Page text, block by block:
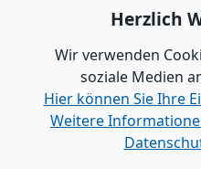
Herzlich
Wir verwenden
soziale Medien
Hier können Sie Ihre
Weitere